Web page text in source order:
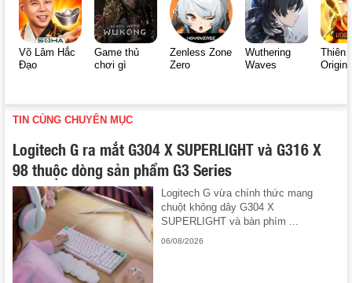
Võ Lâm Hắc
Đạo
Game thủ
chơi gì
Zenless Zone
Zero
Wuthering
Waves
Thiên
Origin
TIN CÙNG CHUYÊN MỤC
Logitech G ra mắt G304 X SUPERLIGHT và G316 X
98 thuộc dòng sản phẩm G3 Series
Logitech G vừa chính thức mang
chuột không dây G304 X
SUPERLIGHT và bàn phím ...
06/08/2026